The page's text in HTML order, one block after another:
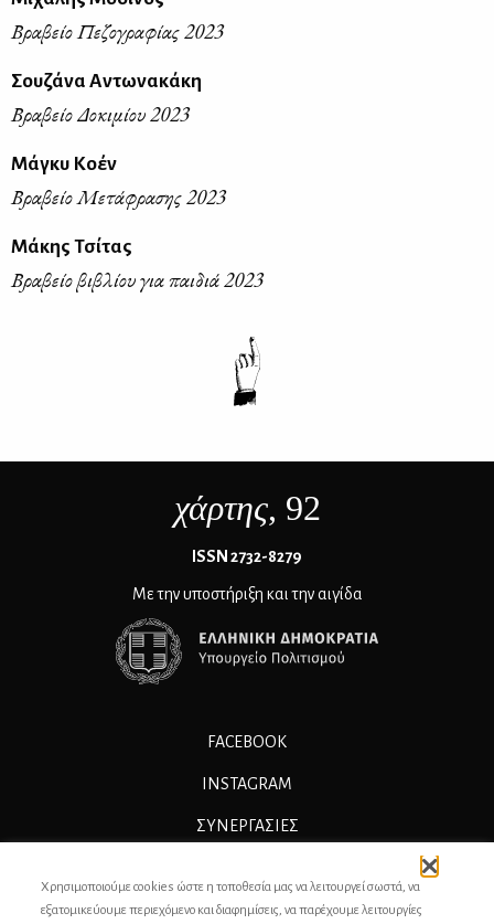
Βραβείο Πεζογραφίας 2023
Σουζάνα Αντωνακάκη
Βραβείο Δοκιμίου 2023
Μάγκυ Κοέν
Βραβείο Μετάφρασης 2023
Μάκης Τσίτας
Βραβείο βιβλίου για παιδιά 2023
χάρτης, 92
ΙSSN 2732-8279
Με την υποστήριξη και την αιγίδα
FACEBOOK
INSTAGRAM
ΣΥΝΕΡΓΑΣΊΕΣ
ΕΠΙΚΟΙΝΩΝΙΑ
Χρησιμοποιούμε cookies ώστε η τοποθεσία μας να λειτουργεί σωστά, να
εξατομικεύουμε περιεχόμενο και διαφημίσεις, να παρέχουμε λειτουργίες